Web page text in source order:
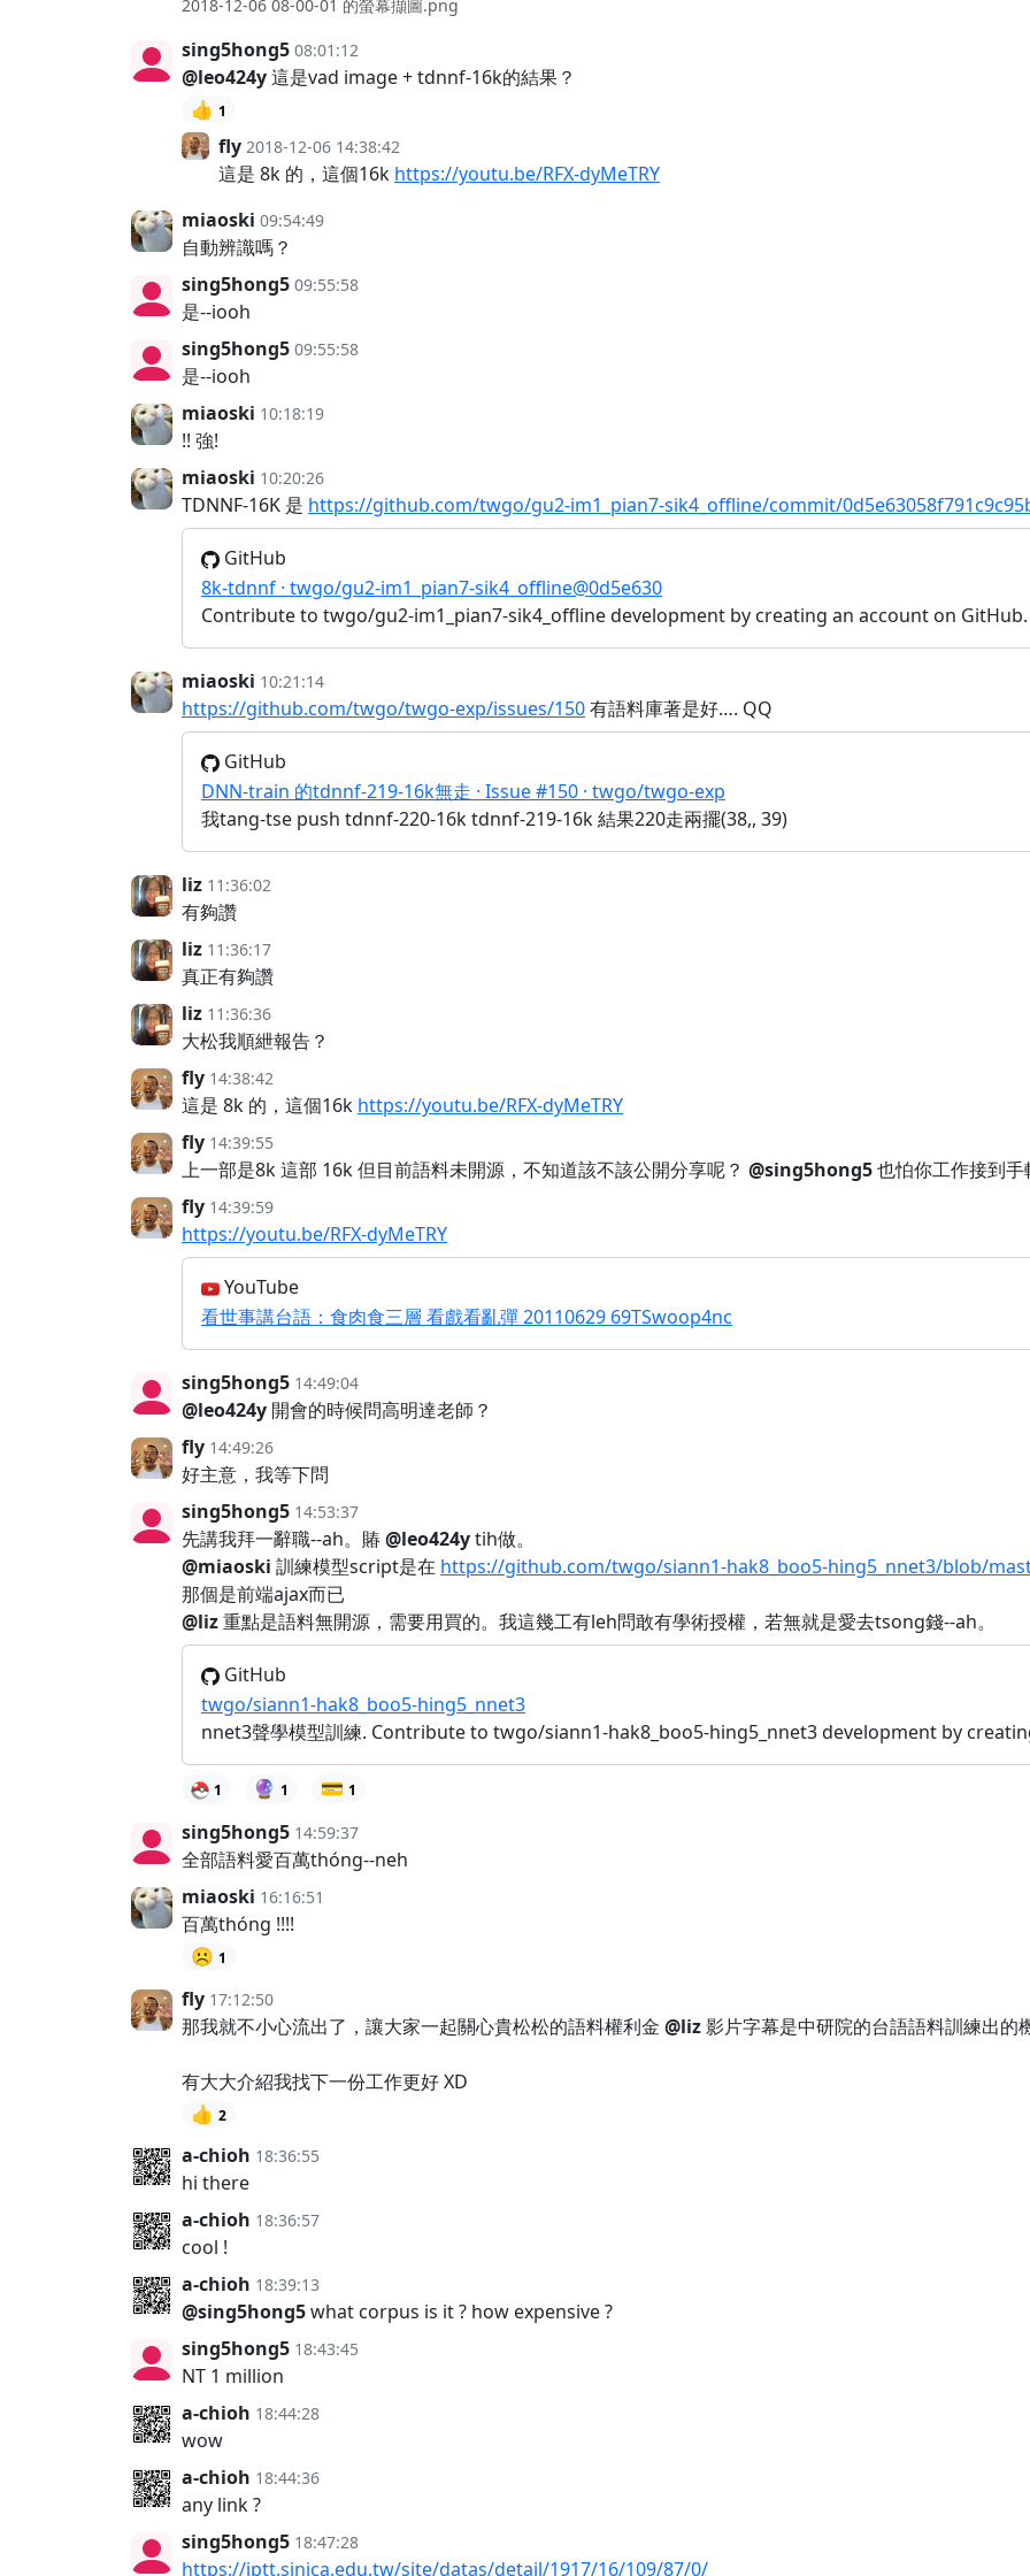
2018-12-06 08-00-01 的螢幕擷圖.png
sing5hong5 08:01:12
@leo424y這是vad image + tdnnf-16k的結果？
👍 1
fly 2018-12-06 14:38:42
這是 8k 的，這個16k https://youtu.be/RFX-dyMeTRY
miaoski 09:54:49
自動辨識嗎？
sing5hong5 09:55:58
是--iooh
sing5hong5 09:55:58
是--iooh
miaoski 10:18:19
!! 強!
miaoski 10:20:26
TDNNF-16K 是 https://github.com/twgo/gu2-im1_pian7-sik4_offline/commit/
GitHub
8k-tdnnf · twgo/gu2-im1_pian7-sik4_offline@0d5e630
Contribute to twgo/gu2-im1_pian7-sik4_offline development by creating an account on GitHub.
miaoski 10:21:14
https://github.com/twgo/twgo-exp/issues/150有語料庫著是好…. QQ
GitHub
DNN-train 的tdnnf-219-16k無走 · Issue #150 · twgo/twgo-exp
我tang-tse push tdnnf-220-16k tdnnf-219-16k 結果220走兩擺(38,, 39)
liz 11:36:02
有夠讚
liz 11:36:17
真正有夠讚
liz 11:36:36
大松我順紲報告？
fly 14:38:42
這是 8k 的，這個16k https://youtu.be/RFX-dyMeTRY
fly 14:39:55
上一部是8k 這部 16k 但目前語料未開源，不知道該不該公開分享呢？ @sing5hong5也怕你工作接到手
fly 14:39:59
https://youtu.be/RFX-dyMeTRY
YouTube
看世事講台語：食肉食三層 看戲看亂彈 20110629 69TSwoop4nc
sing5hong5 14:49:04
@leo424y 開會的時候問高明達老師？
fly 14:49:26
好主意，我等下問
sing5hong5 14:53:37
先講我拜一辭職--ah。賰@leo424ytih做。
@miaoski 訓練模型script是在 https://github.com/twgo/siann1-hak8_boo5-hing5_nnet3/blob/
那個是前端ajax而已
@liz重點是語料無開源，需要用買的。我這幾工有leh問敢有學術授權，若無就是愛去tsong錢--ah。
GitHub
twgo/siann1-hak8_boo5-hing5_nnet3
nnet3聲學模型訓練. Contribute to twgo/siann1-hak8_boo5-hing5_nnet3 development by
1 🔮 1 💳 1
sing5hong5 14:59:37
全部語料愛百萬thóng--neh
miaoski 16:16:51
百萬thóng !!!!
☹️ 1
fly 17:12:50
那我就不小心流出了，讓大家一起關心貴松松的語料權利金 @liz影片字幕是中研院的台語語料訓練出的
有大大介紹我找下一份工作更好 XD
👍 2
a-chioh 18:36:55
hi there
a-chioh 18:36:57
cool !
a-chioh 18:39:13
@sing5hong5what corpus is it ? how expensive ?
sing5hong5 18:43:45
NT 1 million
a-chioh 18:44:28
wow
a-chioh 18:44:36
any link ?
sing5hong5 18:47:28
https://iptt.sinica.edu.tw/site/datas/detail/1917/16/109/87/0/